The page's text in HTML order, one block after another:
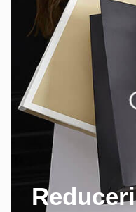
Reduceri